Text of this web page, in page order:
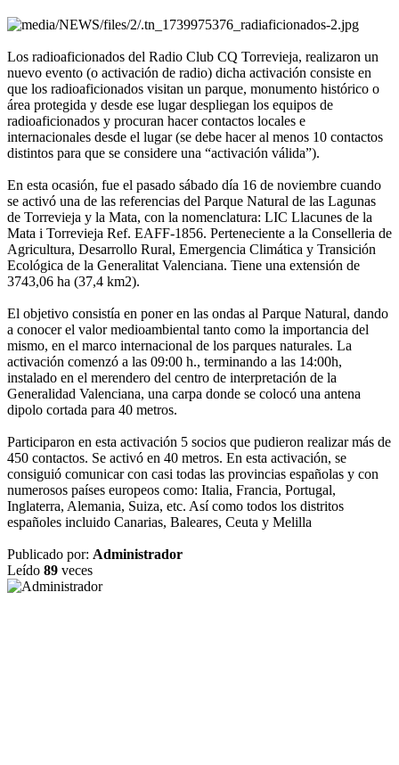
Los radioaficionados del Radio Club CQ Torrevieja, realizaron un
nuevo evento (o activación de radio) dicha activación consiste en
que los radioaficionados visitan un parque, monumento histórico o
área protegida y desde ese lugar despliegan los equipos de
radioaficionados y procuran hacer contactos locales e
internacionales desde el lugar (se debe hacer al menos 10 contactos
distintos para que se considere una “activación válida”).
En esta ocasión, fue el pasado sábado día 16 de noviembre cuando
se activó una de las referencias del Parque Natural de las Lagunas
de Torrevieja y la Mata, con la nomenclatura: LIC Llacunes de la
Mata i Torrevieja Ref. EAFF-1856. Perteneciente a la Conselleria de
Agricultura, Desarrollo Rural, Emergencia Climática y Transición
Ecológica de la Generalitat Valenciana. Tiene una extensión de
3743,06 ha (37,4 km2).
El objetivo consistía en poner en las ondas al Parque Natural, dando
a conocer el valor medioambiental tanto como la importancia del
mismo, en el marco internacional de los parques naturales. La
activación comenzó a las 09:00 h., terminando a las 14:00h,
instalado en el merendero del centro de interpretación de la
Generalidad Valenciana, una carpa donde se colocó una antena
dipolo cortada para 40 metros.
Participaron en esta activación 5 socios que pudieron realizar más de
450 contactos. Se activó en 40 metros. En esta activación, se
consiguió comunicar con casi todas las provincias españolas y con
numerosos países europeos como: Italia, Francia, Portugal,
Inglaterra, Alemania, Suiza, etc. Así como todos los distritos
españoles incluido Canarias, Baleares, Ceuta y Melilla
Publicado por: Administrador
Leído 89 veces